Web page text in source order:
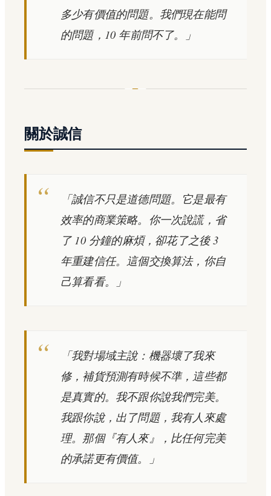
多少有價值的問題。我們現在能問
的問題，10 年前問不了。」
關於誠信
「誠信不只是道德問題。它是最有
效率的商業策略。你一次說謊，省
了 10 分鐘的麻煩，卻花了之後 3
年重建信任。這個交換算法，你自
己算看看。」
「我對場域主說：機器壞了我來
修，補貨預測有時候不準，這些都
是真實的。我不跟你說我們完美。
我跟你說，出了問題，我有人來處
理。那個『有人來』，比任何完美
的承諾更有價值。」